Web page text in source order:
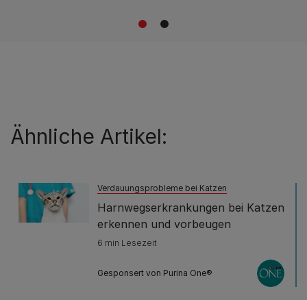
1 2
Ähnliche Artikel:
Verdauungsprobleme bei Katzen
Harnwegserkrankungen bei Katzen
erkennen und vorbeugen
6 min Lesezeit
Gesponsert von Purina One®